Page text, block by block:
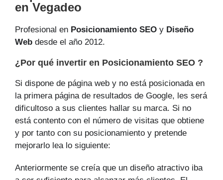
en Vegadeo
Profesional en Posicionamiento SEO y Diseño
Web desde el año 2012.
¿Por qué invertir en Posicionamiento SEO ?
Si dispone de página web y no está posicionada en
la primera página de resultados de Google, les será
dificultoso a sus clientes hallar su marca. Si no
está contento con el número de visitas que obtiene
y por tanto con su posicionamiento y pretende
mejorarlo lea lo siguiente:
Anteriormente se creía que un diseño atractivo iba